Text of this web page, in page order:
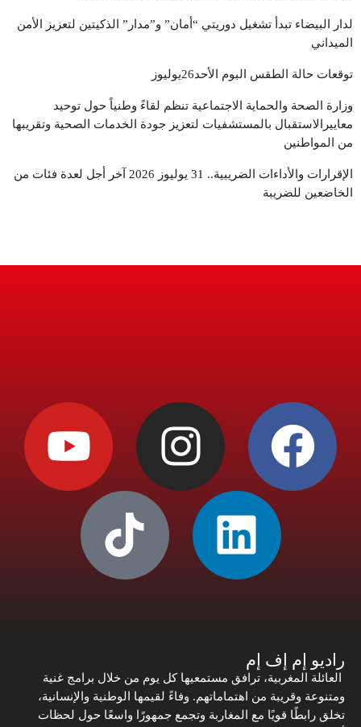
لدار البيضاء تبدأ تشغيل دوريتي “أمان” و”مدار” الذكيتين لتعزيز الأمن
الميداني
توقعات حالة الطقس البوم الأحد26يوليوز
وزارة الصحة والحماية الاجتماعية تنظم لقاءً وطنياً حول توحيد
معاييرالاستقبال بالمستشفيات لتعزيز جودة الخدمات الصحية وتقريبها
من المواطنين
الإقرارات والأداءات الضريبية.. 31 يوليوز 2026 آخر أجل لعدة فئات من
الخاضعين للضريبة
راديو إم إف إم
العائلة المغربية، ترافق مستمعيها كل يوم من خلال برامج غنية
ومتنوعة وقريبة من اهتماماتهم. وفاءً لقيمها الوطنية والإنسانية،
تخلق رابطًا قويًا مع المغاربة وتجمع جمهورًا واسعًا حول لحظات